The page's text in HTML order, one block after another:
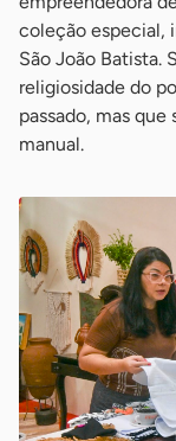
coleção especial,
São João Batista.
religiosidade do
passado, mas
manual.